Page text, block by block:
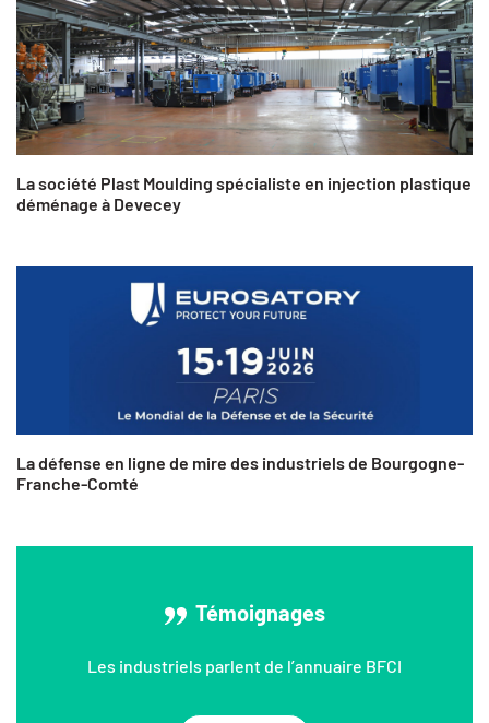
La société Plast Moulding spécialiste en injection plastique
déménage à Devecey
La défense en ligne de mire des industriels de Bourgogne-
Franche-Comté
Témoignages
Les industriels parlent de l’annuaire BFCI